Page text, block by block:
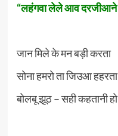
“लहंगवा लेले आव
जान मिले के मन बड़ी करता
सोना हमरो ता जिउआ हहरता
बोलबू झूठ – सही कहतानी हो